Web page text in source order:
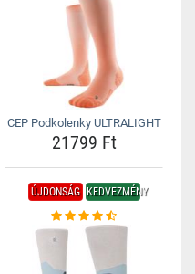
CEP Podkolenky ULTRALIGHT
21799 Ft
ÚJDONSÁG KEDVEZMÉNY